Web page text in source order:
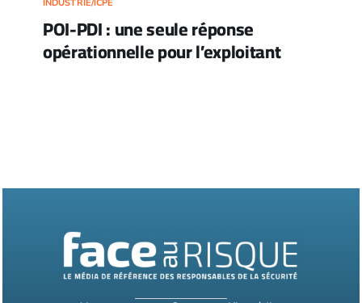
INDUSTRIE/ICPE
POI-PDI : une seule réponse
opérationnelle pour l’exploitant